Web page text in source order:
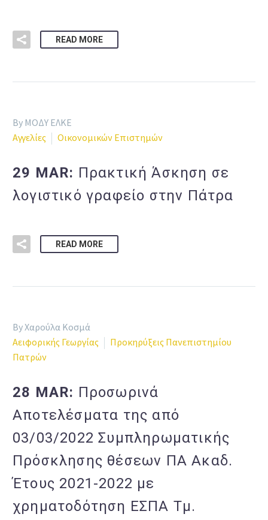
READ MORE
By ΜΟΔΥ ΕΛΚΕ
Αγγελίες
Οικονομικών Επιστημών
29 MAR: Πρακτική Άσκηση σε
λογιστικό γραφείο στην Πάτρα
READ MORE
By Χαρούλα Κοσμά
Αειφορικής Γεωργίας
Προκηρύξεις Πανεπιστημίου
Πατρών
28 MAR: Προσωρινά
Αποτελέσματα της από
03/03/2022 Συμπληρωματικής
Πρόσκλησης θέσεων ΠΑ Ακαδ.
Έτους 2021-2022 με
χρηματοδότηση ΕΣΠΑ Τμ.